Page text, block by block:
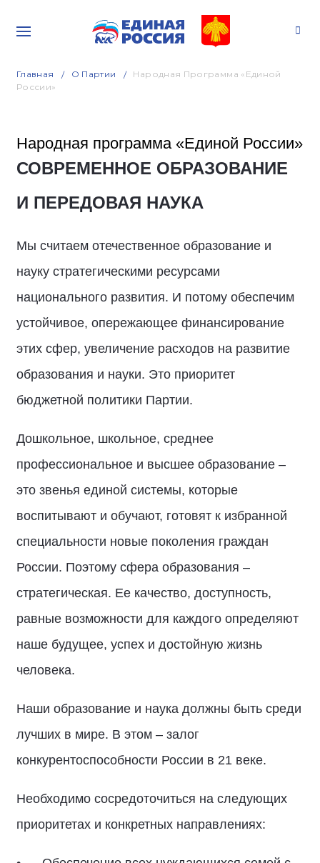
Главная О Партии
Народная Программа «Единой
России»
Народная программа «Единой России»
СОВРЕМЕННОЕ ОБРАЗОВАНИЕ
И ПЕРЕДОВАЯ НАУКА
Мы считаем отечественное образование и
науку стратегическими ресурсами
национального развития. И потому обеспечим
устойчивое, опережающее финансирование
этих сфер, увеличение расходов на развитие
образования и науки. Это приоритет
бюджетной политики Партии.
Дошкольное, школьное, среднее
профессиональное и высшее образование –
это звенья единой системы, которые
воспитывают и обучают, готовят к избранной
специальности новые поколения граждан
России. Поэтому сфера образования –
стратегическая. Ее качество, доступность,
равные возможности для каждого определяют
наше будущее, успех и достойную жизнь
человека.
Наши образование и наука должны быть среди
лучших в мире. В этом – залог
конкурентоспособности России в 21 веке.
Необходимо сосредоточиться на следующих
приоритетах и конкретных направлениях: